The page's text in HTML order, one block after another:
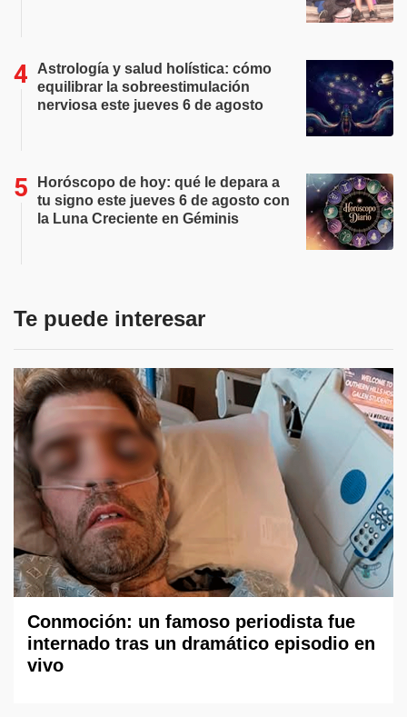
Astrología y salud holística: cómo
equilibrar la sobreestimulación
nerviosa este jueves 6 de agosto
Horóscopo de hoy: qué le depara a
tu signo este jueves 6 de agosto con
la Luna Creciente en Géminis
Te puede interesar
Conmoción: un famoso periodista fue
internado tras un dramático episodio en
vivo